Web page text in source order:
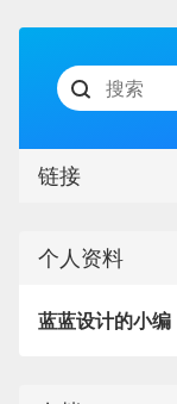
链接
个人资料
蓝蓝设计的小编